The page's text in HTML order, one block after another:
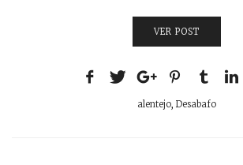
VER POST
alentejo, Desabafo